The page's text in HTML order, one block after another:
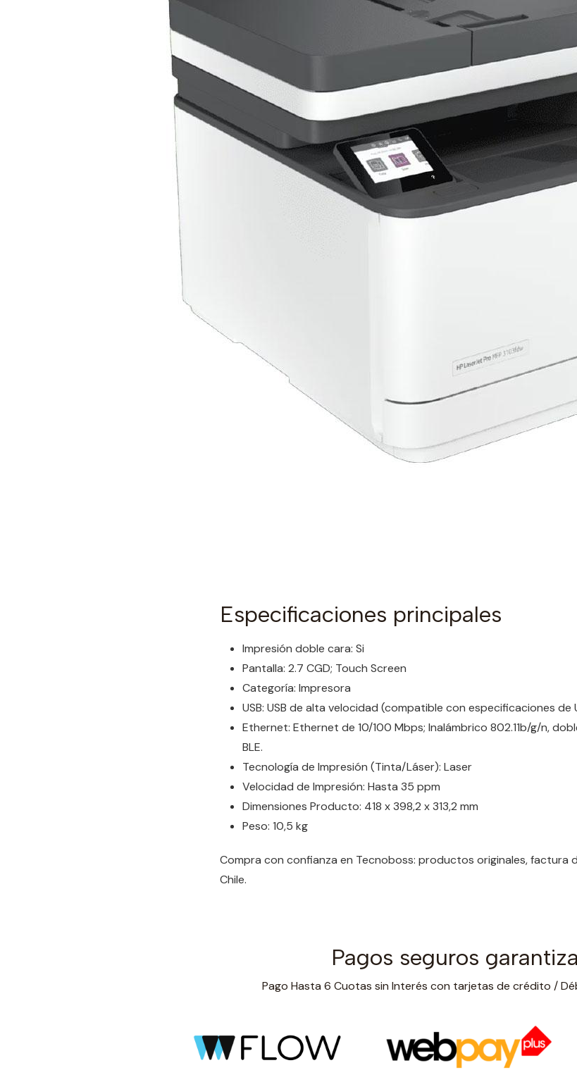
Especificaciones principales
Impresión doble cara: Si
Pantalla: 2.7 CGD; Touch Screen
Categoría: Impresora
USB: USB de alta velocidad (compatible con especificaciones de
Ethernet: Ethernet de 10/100 Mbps; Inalámbrico 802.11b/g/n,
BLE.
Tecnología de Impresión (Tinta/Láser): Laser
Velocidad de Impresión: Hasta 35 ppm
Dimensiones Producto: 418 x 398,2 x 313,2 mm
Peso: 10,5 kg
Compra con confianza en Tecnoboss: productos originales, factura
Chile.
Pagos seguros
Pago Hasta 6 Cuotas sin Interés con tarjetas de crédito /